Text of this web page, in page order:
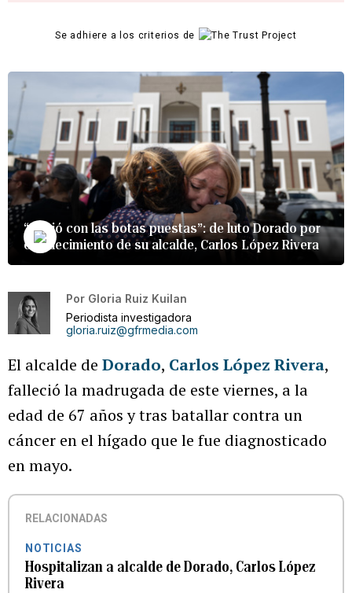
Se adhiere a los criterios de
“Murió con las botas puestas”: de luto Dorado por
el fallecimiento de su alcalde, Carlos López Rivera
Por Gloria Ruiz Kuilan
Periodista investigadora
gloria.ruiz@gfrmedia.com
El alcalde de Dorado, Carlos López Rivera,
falleció la madrugada de este viernes, a la
edad de 67 años y tras batallar contra un
cáncer en el hígado que le fue diagnosticado
en mayo.
RELACIONADAS
NOTICIAS
Hospitalizan a alcalde de Dorado, Carlos López
Rivera